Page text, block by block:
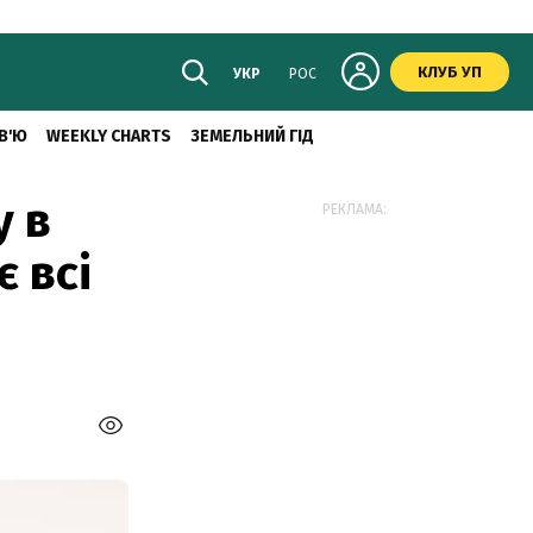
УКР РОС КЛУБ УП
WEEKLY CHARTS ЗЕМЕЛЬНИЙ ГІД
в
всі
РЕКЛАМА: